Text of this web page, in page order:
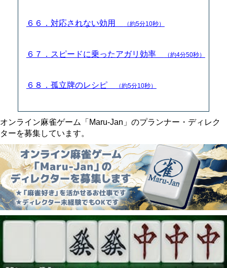
６６．対応されない効用 （約5分10秒）
６７．スピードに乗ったアガリ効率 （約4分50秒）
６８．孤立牌のレシピ （約5分10秒）
オンライン麻雀ゲーム「Maru-Jan」のプランナー・ディレク
ターを募集しています。